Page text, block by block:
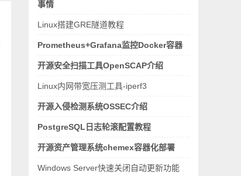
事情
Linux搭建GRE隧道教程
Prometheus+Grafana监控Docker容器
开源安全扫描工具OpenSCAP介绍
Linux内网带宽压测工具-iperf3
开源入侵检测系统OSSEC介绍
PostgreSQL日志轮滚配置教程
开源资产管理系统chemex容器化部署
Windows Server快速关闭自动更新功能